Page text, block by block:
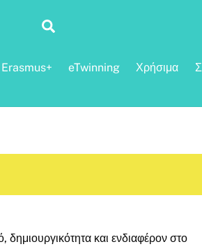
Erasmus+ eTwinning Χρήσιμα
δημιουργικότητα και ενδιαφέρον στο